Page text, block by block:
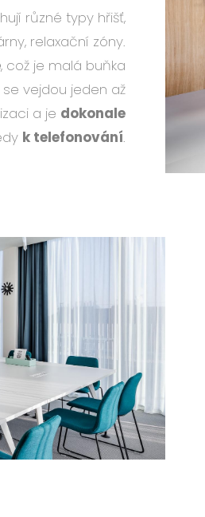
různé typy hřišť,
relaxační zóny.
, což je malá buňka
vejdou jeden až
a je dokonale
k telefonování.